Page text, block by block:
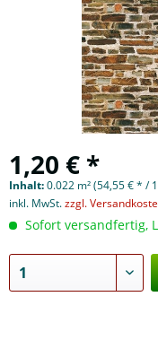
1,20 € *
Inhalt:0.022 m² (54,55 € * /
inkl. MwSt.zzgl.
Sofort versandfertig,